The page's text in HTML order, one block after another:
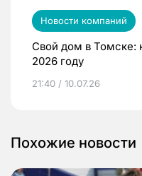
Новости компаний
Свой дом в Томске:
2026 году
21:40 / 10.07.26
Похожие новости